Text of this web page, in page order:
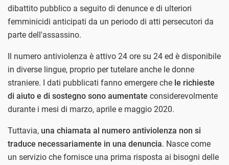
dibattito pubblico a seguito di denunce e di ulteriori
femminicidi anticipati da un periodo di atti persecutori da
parte dell'assassino.
Il numero antiviolenza è attivo 24 ore su 24 ed è disponibile
in diverse lingue, proprio per tutelare anche le donne
straniere. I dati pubblicati fanno emergere che le richieste
di aiuto e di sostegno sono aumentate considerevolmente
durante i mesi di marzo, aprile e maggio 2020.
Tuttavia, una chiamata al numero antiviolenza non si
traduce necessariamente in una denuncia. Nasce come
un servizio che fornisce una prima risposta ai bisogni delle